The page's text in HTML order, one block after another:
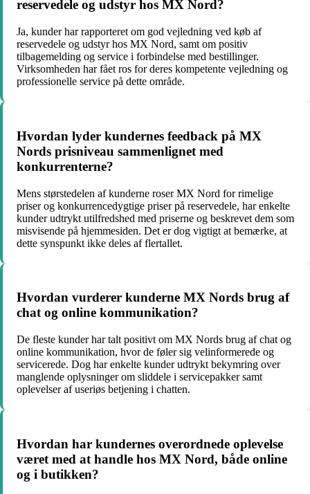
reservedele og udstyr hos MX Nord?
Ja, kunder har rapporteret om god vejledning ved køb af
reservedele og udstyr hos MX Nord, samt om positiv
tilbagemelding og service i forbindelse med bestillinger.
Virksomheden har fået ros for deres kompetente vejledning og
professionelle service på dette område.
Hvordan lyder kundernes feedback på MX
Nords prisniveau sammenlignet med
konkurrenterne?
Mens størstedelen af kunderne roser MX Nord for rimelige
priser og konkurrencedygtige priser på reservedele, har enkelte
kunder udtrykt utilfredshed med priserne og beskrevet dem som
misvisende på hjemmesiden. Det er dog vigtigt at bemærke, at
dette synspunkt ikke deles af flertallet.
Hvordan vurderer kunderne MX Nords brug af
chat og online kommunikation?
De fleste kunder har talt positivt om MX Nords brug af chat og
online kommunikation, hvor de føler sig velinformerede og
servicerede. Dog har enkelte kunder udtrykt bekymring over
manglende oplysninger om sliddele i servicepakker samt
oplevelser af useriøs betjening i chatten.
Hvordan har kundernes overordnede oplevelse
været med at handle hos MX Nord, både online
og i butikken?